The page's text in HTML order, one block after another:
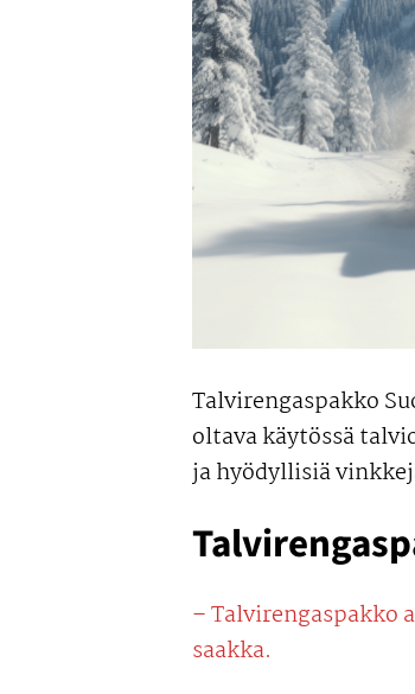
Talvirengaspakko
oltava käytössä
ja hyödyllisiä
– Talvirengaspakko
saakka.